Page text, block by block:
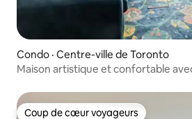
Condo · Centre-ville de Toronto
Maison artistique et confortable
Coup de cœur voyageurs